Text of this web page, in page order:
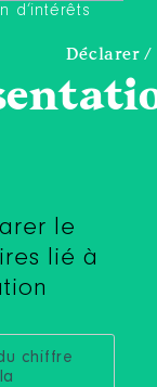
d’intérêts
Déclarer /
le
lié à
chiffre